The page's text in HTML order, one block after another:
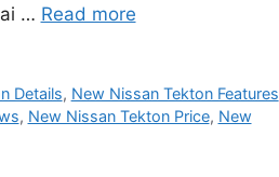
… Read more
Details, New Nissan Tekton Features
, New Nissan Tekton Price, New